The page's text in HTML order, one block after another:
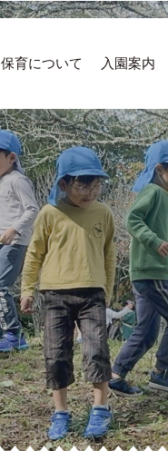
保育について 入園案内